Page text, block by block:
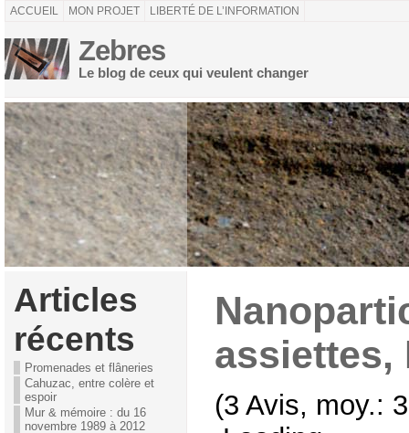
ACCUEIL MON PROJET LIBERTÉ DE L’INFORMATION
Zebres
Le blog de ceux qui veulent changer
Articles
récents
Promenades et flâneries
Cahuzac, entre colère et
espoir
Mur & mémoire : du 16
novembre 1989 à 2012
assiettes,
(3 Avis, moy.: